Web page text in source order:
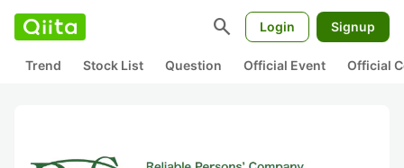
search Login Signup
Trend Stock List Question Official Event Official